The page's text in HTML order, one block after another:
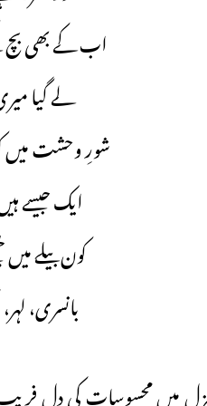
اب کے بھی بچ
لے گیا
شورِ وحشت میں
ایک جیسے
کون بیلے
بانسری،
محسوسات کی دل فریب